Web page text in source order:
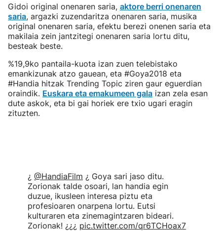
Gidoi original onenaren saria, aktore berri onenaren
saria, argazki zuzendaritza onenaren saria, musika
original onenaren saria, efektu berezi onenen saria eta
makilaia zein jantzitegi onenaren saria lortu ditu,
besteak beste.
%19,9ko pantaila-kuota izan zuen telebistako
emankizunak atzo gauean, eta #Goya2018 eta
#Handia hitzak Trending Topic ziren gaur eguerdian
oraindik. Euskara eta emakumeen gala izan zela esan
dute askok, eta bi gai horiek ere txio ugari eragin
zituzten.
¿ @HandiaFilm ¿ Goya sari jaso ditu.
Zorionak talde osoari, lan handia egin
duzue, ikusleen interesa piztu eta
profesioaren onarpena lortu. Eutsi
kulturaren eta zinemagintzaren bideari.
Zorionak! ¿¿¿ pic.twitter.com/qr6TCHoax7